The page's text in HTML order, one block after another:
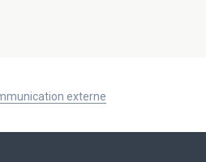
externe